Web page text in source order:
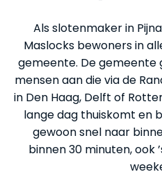
Als slotenmaker in
Maslocks bewoners in
gemeente. De
mensen aan die via de
in Den Haag, Delft of
lange dag thuiskomt en
gewoon snel naar
binnen 30 minuten, ook